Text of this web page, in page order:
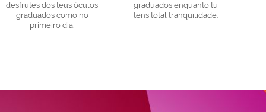
desfrutes dos teus óculos
graduados como no
primeiro dia.
graduados enquanto tu
tens total tranquilidade.